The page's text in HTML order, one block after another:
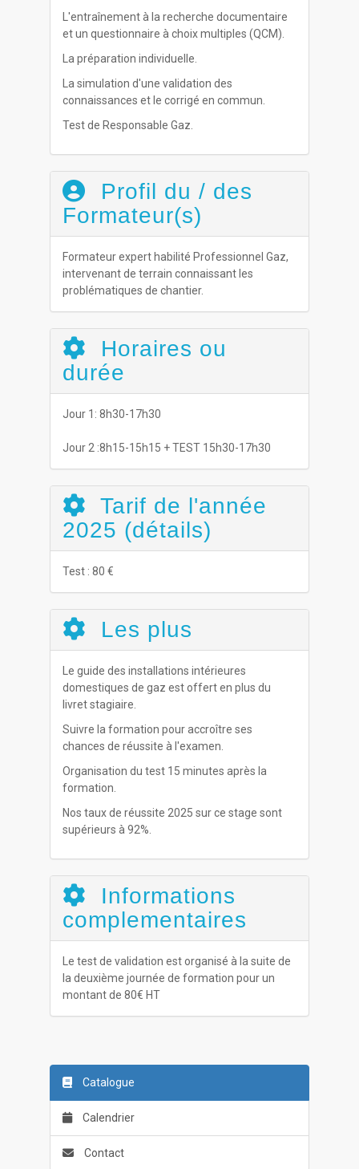
L'entraînement à la recherche documentaire
et un questionnaire à choix multiples (QCM).
La préparation individuelle.
La simulation d'une validation des
connaissances et le corrigé en commun.
Test de Responsable Gaz.
Profil du / des
Formateur(s)
Formateur expert habilité Professionnel Gaz,
intervenant de terrain connaissant les
problématiques de chantier.
Horaires ou
durée
Jour 1: 8h30-17h30
Jour 2 :8h15-15h15 + TEST 15h30-17h30
Tarif de l'année
2025 (détails)
Test : 80 €
Les plus
Le guide des installations intérieures
domestiques de gaz est offert en plus du
livret stagiaire.
Suivre la formation pour accroître ses
chances de réussite à l'examen.
Organisation du test 15 minutes après la
formation.
Nos taux de réussite 2025 sur ce stage sont
supérieurs à 92%.
Informations
complementaires
Le test de validation est organisé à la suite de
la deuxième journée de formation pour un
montant de 80€ HT
Catalogue
Calendrier
Contact